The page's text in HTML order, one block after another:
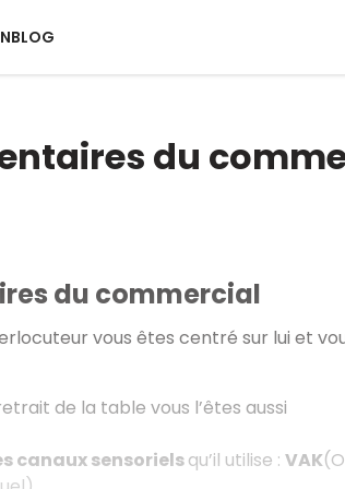
BLOG
du
du commercial
vous êtes centré sur lui et
de la table vous l’êtes aussi
canaux sensorielsqu’il utilise : VAK